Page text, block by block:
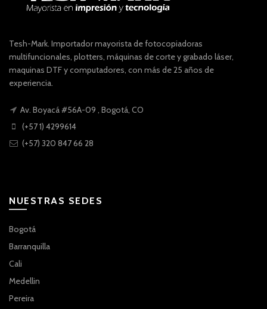
Tesh-Mark. Importador mayorista de fotocopiadoras
multifuncionales, plotters, máquinas de corte y grabado láser,
maquinas DTF y computadores, con más de 25 años de
experiencia.
Av. Boyacá #56A-09 , Bogotá, CO
(+57 1) 4299614
(+57) 320 847 66 28
NUESTRAS SEDES
Bogotá
Barranquilla
Cali
Medellin
Pereira